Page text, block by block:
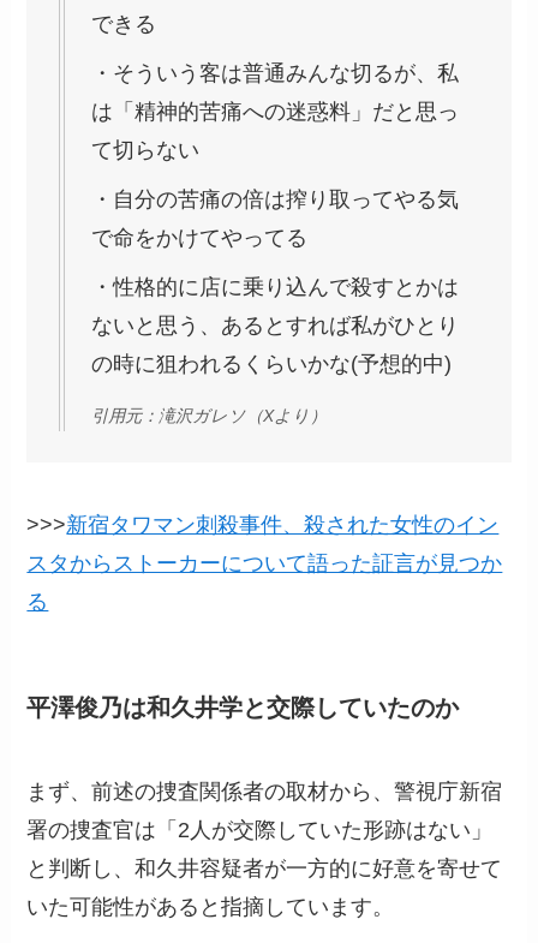
できる
・そういう客は普通みんな切るが、私
は「精神的苦痛への迷惑料」だと思っ
て切らない
・自分の苦痛の倍は搾り取ってやる気
で命をかけてやってる
・性格的に店に乗り込んで殺すとかは
ないと思う、あるとすれば私がひとり
の時に狙われるくらいかな(予想的中)
引用元：滝沢ガレソ（Xより）
>>>新宿タワマン刺殺事件、殺された女性のイン
スタからストーカーについて語った証言が見つか
る
平澤俊乃は和久井学と交際していたのか
まず、前述の捜査関係者の取材から、警視庁新宿
署の捜査官は「2人が交際していた形跡はない」
と判断し、和久井容疑者が一方的に好意を寄せて
いた可能性があると指摘しています。